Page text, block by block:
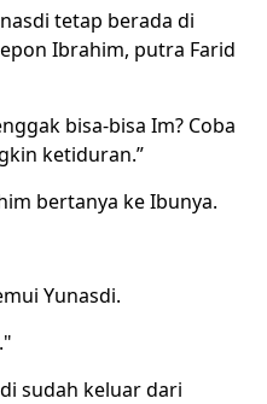
tetap berada di
Ibrahim, putra Farid
bisa-bisa Im? Coba
ketiduran.”
bertanya ke Ibunya.
Yunasdi.
sudah keluar dari